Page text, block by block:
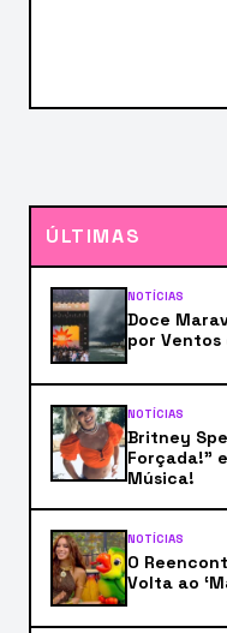
ÚLTIMAS
NOTÍCIAS
Doce
por Ventos
NOTÍCIAS
Britney
Forçada!”
Música!
NOTÍCIAS
O
Volta ao